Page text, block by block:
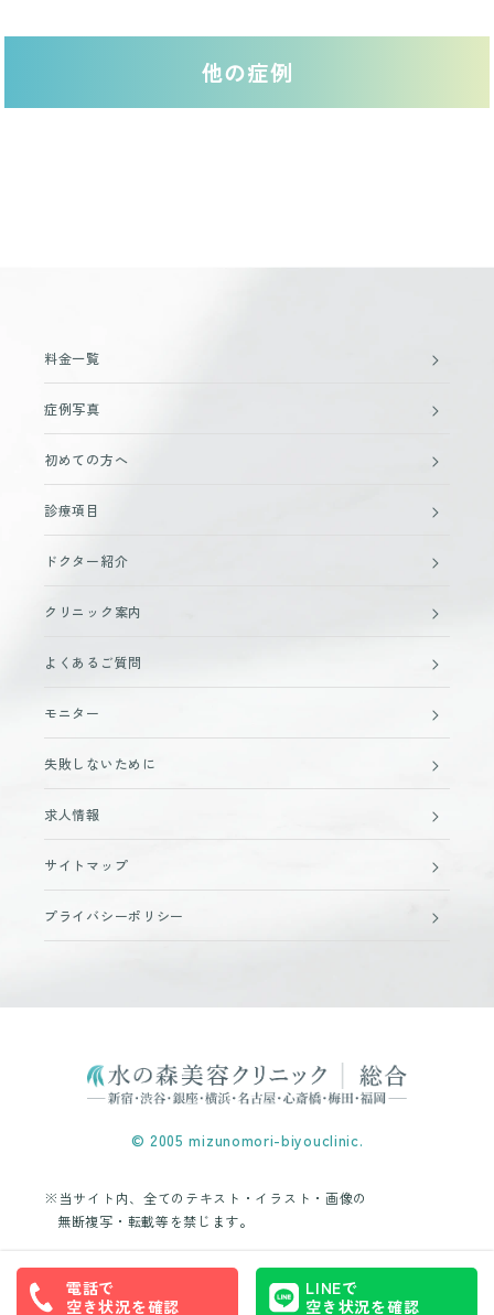
他の症例
料金一覧
症例写真
初めての方へ
診療項目
ドクター紹介
クリニック案内
よくあるご質問
モニター
失敗しないために
求人情報
サイトマップ
プライバシーポリシー
© 2005 mizunomori-biyouclinic.
※当サイト内、全てのテキスト・イラスト・画像の
無断複写・転載等を禁じます。
電話で
空き状況を確認
LINEで
空き状況を確認